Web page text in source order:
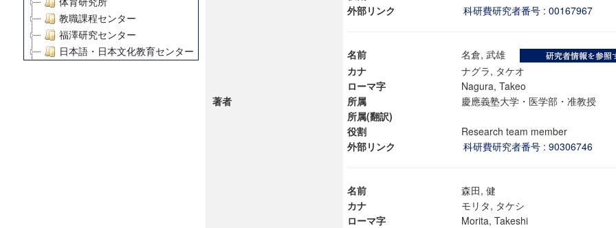
教職課程センター
福澤研究センター
日本語・日本文化教育センター
デジタルメディア・コンテンツ統合研究センター
慶應義塾大学グローバルCOEプログラム論理と感性の先端的教育研究拠点
博士課程教育リーディングプログラム「超成熟社会発展のサイエンス」
著者
外部リンク
科研費研究者番号 : 00167967
名前
名倉, 武雄
カナ
ナグラ, タケオ
ローマ字
Nagura, Takeo
所属
慶應義塾大学・医学部・准教授
所属(翻訳)
役割
Research team member
外部リンク
科研費研究者番号 : 90306746
名前
森田, 健
カナ
モリタ, タケシ
ローマ字
Morita, Takeshi